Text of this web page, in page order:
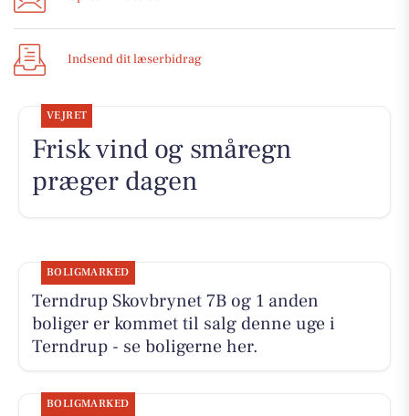
Indsend dit læserbidrag
VEJRET
Frisk vind og småregn
præger dagen
BOLIGMARKED
Terndrup Skovbrynet 7B og 1 anden
boliger er kommet til salg denne uge i
Terndrup - se boligerne her.
BOLIGMARKED